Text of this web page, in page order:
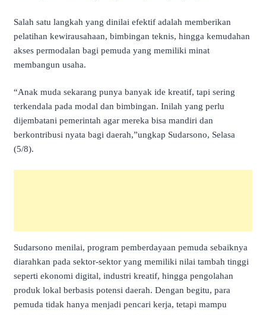
Salah satu langkah yang dinilai efektif adalah memberikan
pelatihan kewirausahaan, bimbingan teknis, hingga kemudahan
akses permodalan bagi pemuda yang memiliki minat
membangun usaha.
“Anak muda sekarang punya banyak ide kreatif, tapi sering
terkendala pada modal dan bimbingan. Inilah yang perlu
dijembatani pemerintah agar mereka bisa mandiri dan
berkontribusi nyata bagi daerah,”ungkap Sudarsono, Selasa
(5/8).
Sudarsono menilai, program pemberdayaan pemuda sebaiknya
diarahkan pada sektor-sektor yang memiliki nilai tambah tinggi
seperti ekonomi digital, industri kreatif, hingga pengolahan
produk lokal berbasis potensi daerah. Dengan begitu, para
pemuda tidak hanya menjadi pencari kerja, tetapi mampu